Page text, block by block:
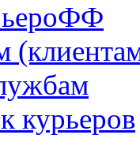
курьеров